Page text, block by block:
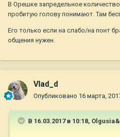
В Орешке запредельное
пробитую голову понимают. Там
Его только если на слабо/на понт
общения нужен.
Vlad_d
Опубликовано 16 марта,
В 16.03.2017 в 10:18,